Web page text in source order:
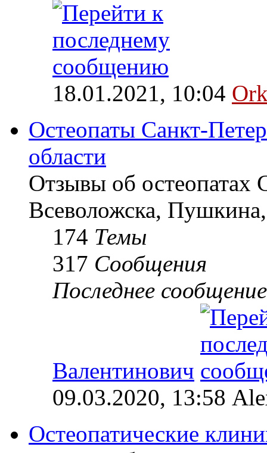
18.01.2021, 10:04
Остеопаты Санкт-
области
Отзывы об остеопатах
Всеволожска,
174 Темы
317 Сообщения
Последнее сообщение
Валентинович
09.03.2020, 13:58
Остеопатические